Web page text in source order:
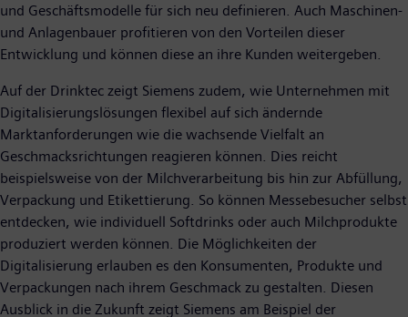
und Geschäftsmodelle für sich neu definieren. Auch Maschinen-
und Anlagenbauer profitieren von den Vorteilen dieser
Entwicklung und können diese an ihre Kunden weitergeben.
Auf der Drinktec zeigt Siemens zudem, wie Unternehmen mit
Digitalisierungslösungen flexibel auf sich ändernde
Marktanforderungen wie die wachsende Vielfalt an
Geschmacksrichtungen reagieren können. Dies reicht
beispielsweise von der Milchverarbeitung bis hin zur Abfüllung,
Verpackung und Etikettierung. So können Messebesucher selbst
entdecken, wie individuell Softdrinks oder auch Milchprodukte
produziert werden können. Die Möglichkeiten der
Digitalisierung erlauben es den Konsumenten, Produkte und
Verpackungen nach ihrem Geschmack zu gestalten. Diesen
Ausblick in die Zukunft zeigt Siemens am Beispiel der